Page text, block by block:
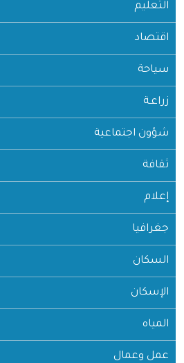
التعليم
اقتصاد
سياحة
زراعـة
شؤون اجتماعية
ثقافة
إعلام
جغرافيا
السكان
الإسكان
المياه
عمل وعمال